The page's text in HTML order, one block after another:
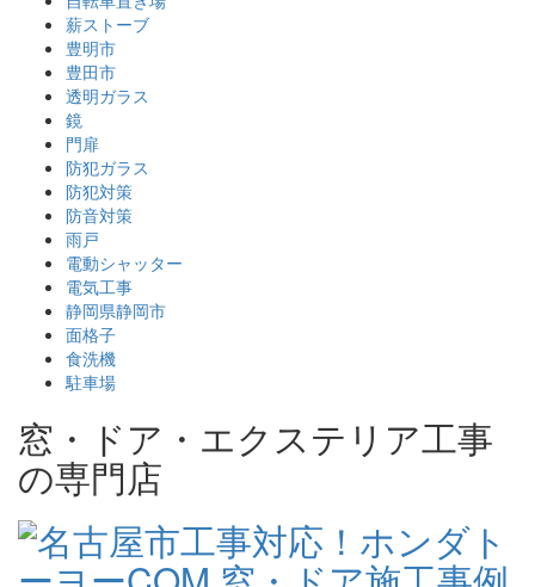
薪ストーブ
豊明市
豊田市
透明ガラス
鏡
門扉
防犯ガラス
防犯対策
防音対策
雨戸
電動シャッター
電気工事
静岡県静岡市
面格子
食洗機
駐車場
窓・ドア・エクステリア工事
の専門店